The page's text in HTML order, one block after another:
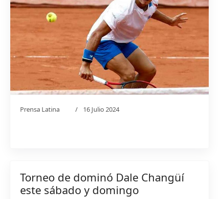
Prensa Latina 16 Julio 2024
Torneo de dominó Dale Changüí
este sábado y domingo